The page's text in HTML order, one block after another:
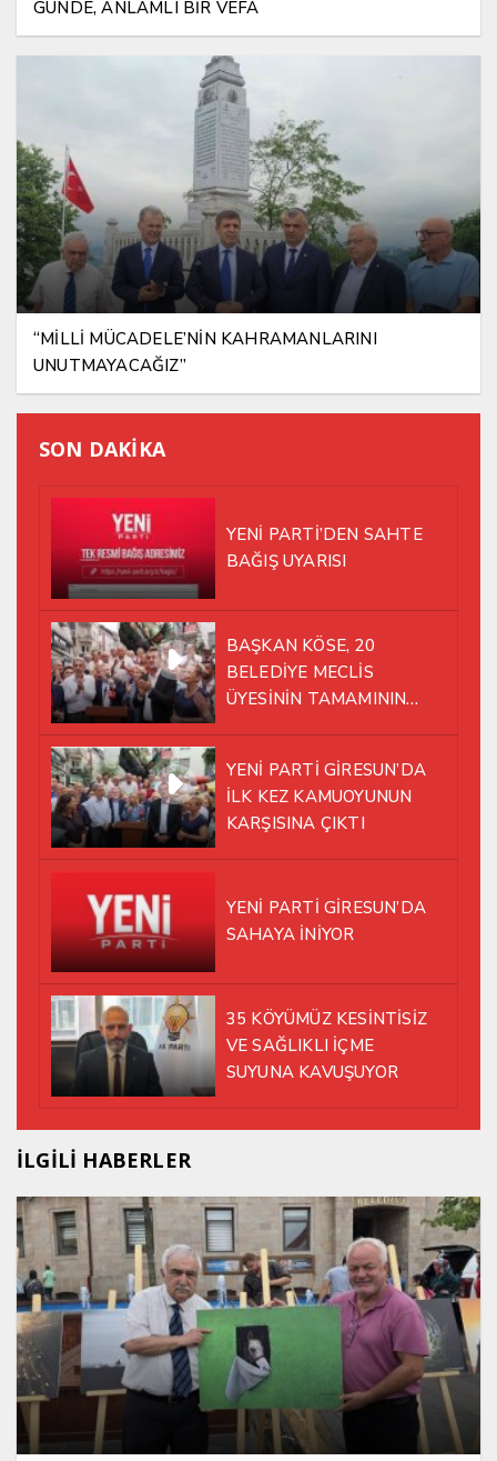
GÜNDE, ANLAMLI BİR VEFA
“MİLLİ MÜCADELE’NİN KAHRAMANLARINI
UNUTMAYACAĞIZ”
SON DAKİKA
YENİ PARTİ’DEN SAHTE
BAĞIŞ UYARISI
BAŞKAN KÖSE, 20
BELEDİYE MECLİS
ÜYESİNİN TAMAMININ
YÜRÜMEYE KARAR VERDİK
YENİ PARTİ GİRESUN’DA
İLK KEZ KAMUOYUNUN
KARŞISINA ÇIKTI
YENİ PARTİ GİRESUN’DA
SAHAYA İNİYOR
35 KÖYÜMÜZ KESİNTİSİZ
VE SAĞLIKLI İÇME
SUYUNA KAVUŞUYOR
İLGİLİ HABERLER